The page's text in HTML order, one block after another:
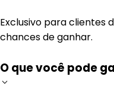
Exclusivo para clientes
chances de ganhar.
O que você pode